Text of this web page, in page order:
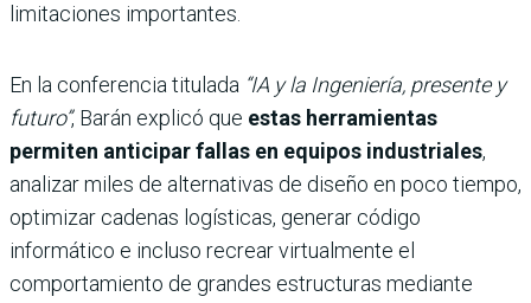
limitaciones importantes.
En la conferencia titulada “IA y la Ingeniería, presente y
futuro”, Barán explicó que estas herramientas
permiten anticipar fallas en equipos industriales,
analizar miles de alternativas de diseño en poco tiempo,
optimizar cadenas logísticas, generar código
informático e incluso recrear virtualmente el
comportamiento de grandes estructuras mediante